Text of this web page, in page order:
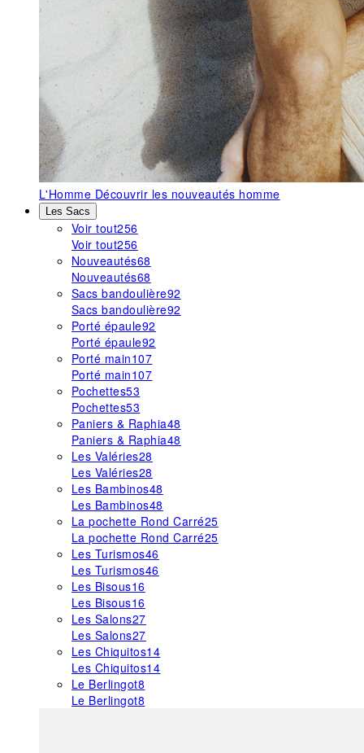
L'Homme Découvrir les nouveautés homme
Les Sacs
Voir tout256
Voir tout256
Nouveautés68
Nouveautés68
Sacs bandoulière92
Sacs bandoulière92
Porté épaule92
Porté épaule92
Porté main107
Porté main107
Pochettes53
Pochettes53
Paniers & Raphia48
Paniers & Raphia48
Les Valéries28
Les Valéries28
Les Bambinos48
Les Bambinos48
La pochette Rond Carré25
La pochette Rond Carré25
Les Turismos46
Les Turismos46
Les Bisous16
Les Bisous16
Les Salons27
Les Salons27
Les Chiquitos14
Les Chiquitos14
Le Berlingot8
Le Berlingot8